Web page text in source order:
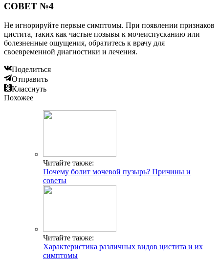
СОВЕТ №4
Не игнорируйте первые симптомы. При появлении признаков
цистита, таких как частые позывы к мочеиспусканию или
болезненные ощущения, обратитесь к врачу для
своевременной диагностики и лечения.
Поделиться
Отправить
Класснуть
Похожее
Читайте также:
Почему болит мочевой пузырь? Причины и
советы
Читайте также:
Характеристика различных видов цистита и их
симптомы